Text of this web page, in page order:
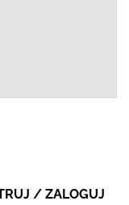
/ ZALOGUJ